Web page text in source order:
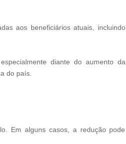
aos beneficiários atuais, incluindo
diante do aumento da
do país.
Em alguns casos, a redução pode